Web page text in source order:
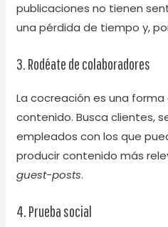
publicaciones no tienen
una pérdida de tiempo y,
3. Rodéate de colaboradores
La cocreación es una
contenido. Busca clientes,
empleados con los que
producir contenido más
guest-posts.
4. Prueba social